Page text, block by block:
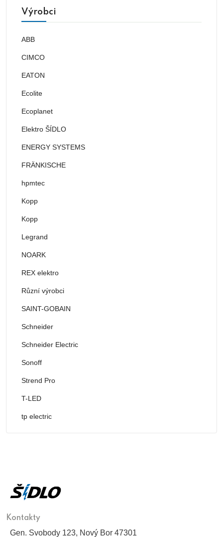
Výrobci
ABB
CIMCO
EATON
Ecolite
Ecoplanet
Elektro ŠÍDLO
ENERGY SYSTEMS
FRÄNKISCHE
hpmtec
Kopp
Kopp
Legrand
NOARK
REX elektro
Různí výrobci
SAINT-GOBAIN
Schneider
Schneider Electric
Sonoff
Strend Pro
T-LED
tp electric
Kontakty
Gen. Svobody 123, Nový Bor 47301